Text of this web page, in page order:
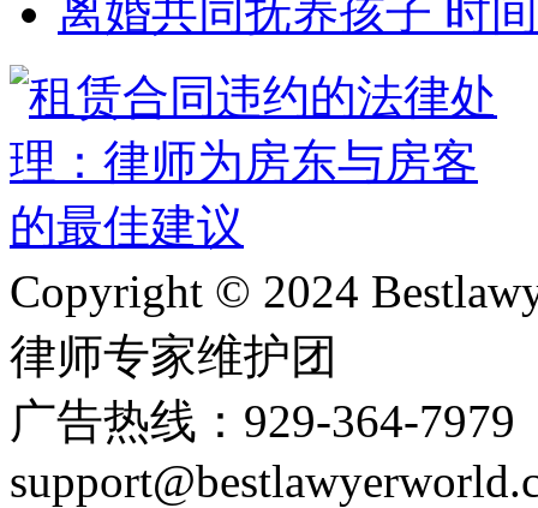
离婚共同抚养孩子 时
Copyright © 2024
律师专家维护团
广告热线：929-364-